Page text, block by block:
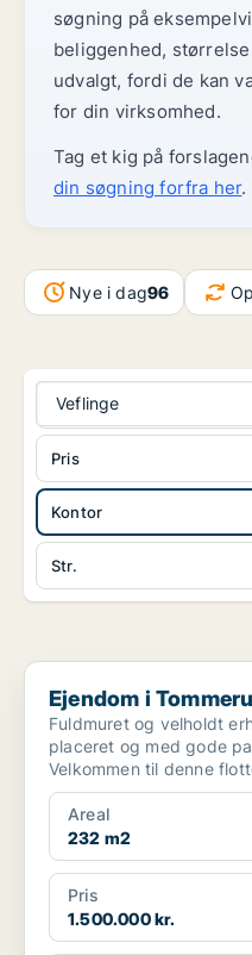
søgning på
beliggenhed,
udvalgt, fordi de kan
for din virksomhed.
Tag et kig på
din søgning forfra her.
Nye i dag96
Veflinge
Kontor
Str.
Pris
Ejendom i Tommerup
Ejendom i
Fuldmuret og velholdt
placeret og med gode
Velkommen til denne
beliggen...
Areal
232 m2
Pris
1.500.000 kr.